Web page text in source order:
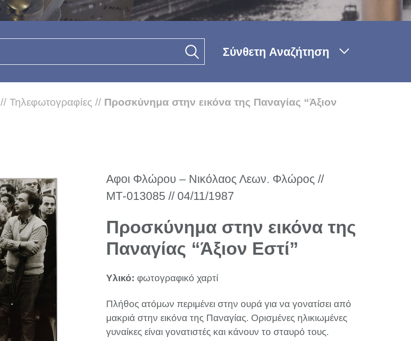
Σύνθετη Αναζήτηση
// Τηλεφωτογραφίες // Προσκύνημα στην εικόνα της Παναγίας “Άξιον
Αφοι Φλώρου – Νικόλαος Λεων. Φλώρος //
ΜΤ-013085 // 04/11/1987
Προσκύνημα στην εικόνα της
Παναγίας “Άξιον Εστί”
Υλικό: φωτογραφικό χαρτί
Πλήθος ατόμων περιμένει στην ουρά για να γονατίσει από
μακριά στην εικόνα της Παναγίας. Ορισμένες ηλικιωμένες
γυναίκες είναι γονατιστές και κάνουν το σταυρό τους.